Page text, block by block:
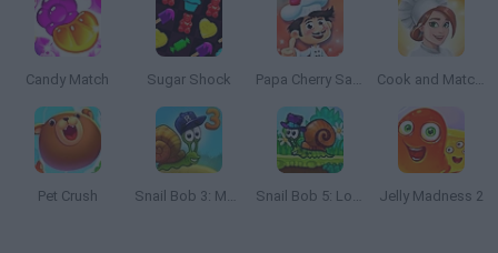
Candy Match Sugar Shock Papa Cherry Saga Cook and Match: Sara's Adventure
Pet Crush Snail Bob 3: Mysterious Island Snail Bob 5: Love Story Jelly Madness 2